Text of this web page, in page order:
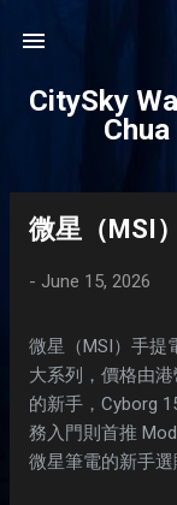
CitySky
微星（MSI
- June 15, 2026
微星（MSI）手提
大系列，價格由
的新手，Cyborg
務入門則首推
微星筆電的新手